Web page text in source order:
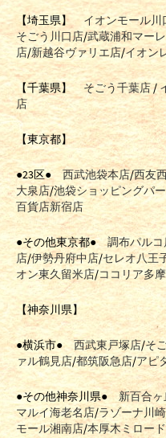
【埼玉県】 イオンモール川
そごう川口店/武蔵浦和マー
店/新越谷ヴァリエ店/イオン
【千葉県】そごう千葉店/
店
【東京都】
●23区●西武池袋本店/西友
大泉店/池袋ショッピングパ
百貨店新宿店
●その他東京都●調布パルコ
店/伊勢丹府中店/セレオ八王
オン東久留米店/ココリア多
【神奈川県】
●横浜市● 西武東戸塚店/そ
ァル鶴見店/都筑阪急店/アピ
●その他神奈川県●新百合
マルイ海老名店/ラゾーナ川
モール湘南店/本厚木ミロー